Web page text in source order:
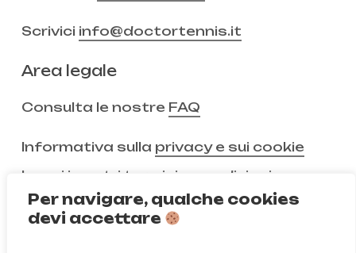
Per navigare, qualche cookies
devi accettare
Scrivici info@doctortennis.it
Area legale
Consulta le nostre FAQ
Informativa sulla privacy e sui cookie
Leggi i nostri termini e condizioni